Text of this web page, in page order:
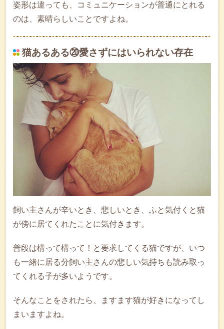
姿形は違っても、コミュニケーションが普通にとれる
のは、素晴らしいことですよね。
猫あるある⑳愛さずにはいられない存在
飼い主さんが辛いとき、悲しいとき、ふと気付くと猫
が傍に居てくれたことに気付きます。
普段は構って構って！と要求してくる猫ですが、いつ
も一緒に居る分飼い主さんの悲しい気持ちも読み取っ
てくれる子が多いようです。
そんなことをされたら、ますます猫が好きになってし
まいますよね。